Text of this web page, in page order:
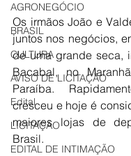
AGRONEGÓCIO
BRASIL
CULTURA
AVISO DE LICITAÇÃO
Edital
LICITAÇÃO
EDITAL DE INTIMAÇÃO
Os irmãos João e
juntos nos negócios,
de uma grande seca,
Bacabal, no
Paraíba.
cresceu e hoje é
maiores lojas de
Brasil.